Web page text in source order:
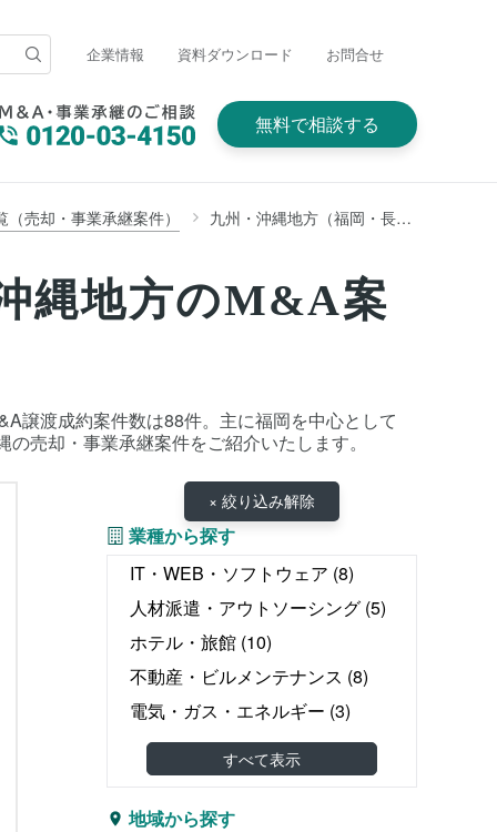
企業情報 資料ダウンロード お問合せ
無料で相談する
売却・事業承継案件） 九州・沖縄地方（福岡・長崎・佐賀・大分・熊本・宮崎・鹿児島・沖縄）
縄地方のM&A案
譲渡成約案件数は88件。主に福岡を中心として
売却・事業承継案件をご紹介いたします。
× 絞り込み解除
業種から探す
IT・WEB・ソフトウェア (8)
人材派遣・アウトソーシング (5)
ホテル・旅館 (10)
不動産・ビルメンテナンス (8)
電気・ガス・エネルギー (3)
教育・塾(3)
介護・医療・福祉(22)
婚礼・葬儀(1)
すべて表示
地域から探す